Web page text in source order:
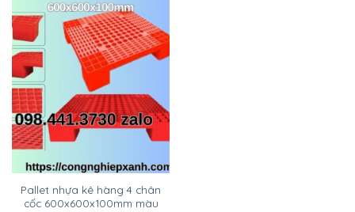
Pallet nhựa kê hàng 4 chân
cốc 600x600x100mm màu